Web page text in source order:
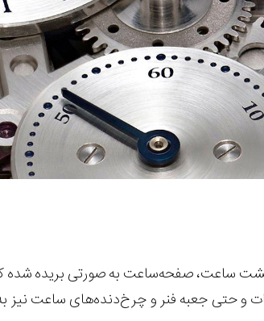
ساعت، صفحه‌ساعت به صورتی بریده شده
و حتی جعبه فنر و چرخ‌دنده‌‌های ساعت نیز